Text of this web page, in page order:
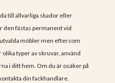
till allvarliga skador eller
den fästas permanent vid
möbler men eftersom
typer av skruvar, använd
i ditt hem. Om du är osäker på
din fackhandlare.